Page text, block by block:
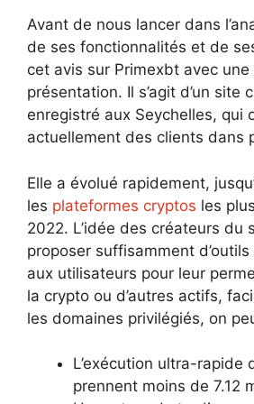
Avant de nous lancer dans
de ses fonctionnalités et de
cet avis sur Primexbt avec une
présentation. Il s’agit d’un site
enregistré aux Seychelles, qui
actuellement des clients dans
Elle a évolué rapidement,
les plateformes cryptos les
2022. L’idée des créateurs du
proposer suffisamment
aux utilisateurs pour leur
la crypto ou d’autres actifs,
les domaines privilégiés, on
L’exécution ultra-rapide
prennent moins de 7.12